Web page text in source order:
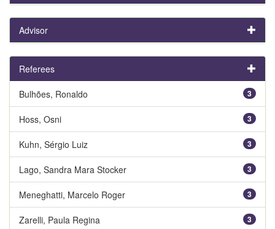
Advisor
Referees
3
Bulhões, Ronaldo
3
Hoss, Osni
3
Kuhn, Sérgio Luiz
3
Lago, Sandra Mara Stocker
3
Meneghatti, Marcelo Roger
3
Zarelli, Paula Regina